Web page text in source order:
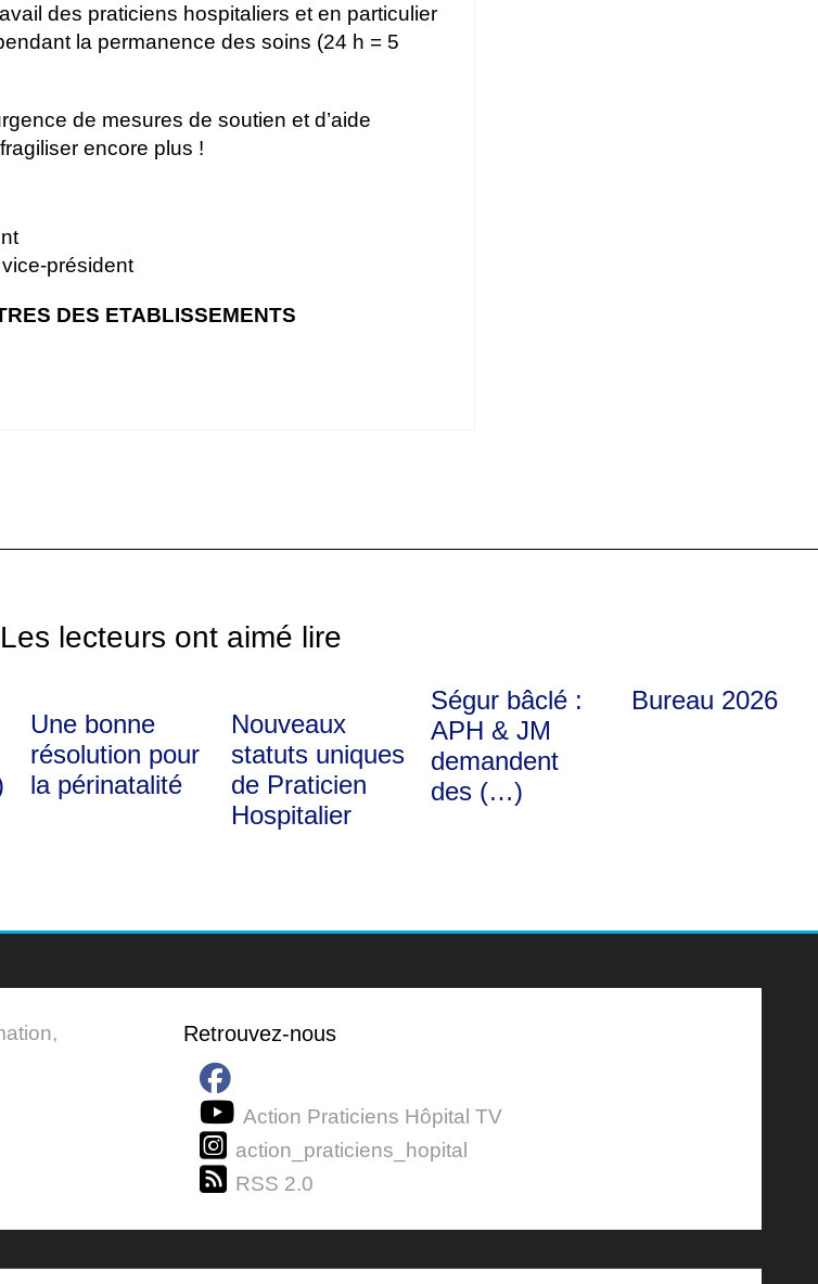
des praticiens hospitaliers et en particulier
la permanence des soins (24 h = 5
de mesures de soutien et d’aide
encore plus !
président
DES ETABLISSEMENTS
Les lecteurs ont aimé lire
Une bonne
résolution pour
la périnatalité
Nouveaux
statuts uniques
de Praticien
Hospitalier
Ségur bâclé :
APH & JM
demandent
des (…)
Bureau 2026
Retrouvez-nous
Action Praticiens Hôpital TV
action_praticiens_hopital
RSS 2.0